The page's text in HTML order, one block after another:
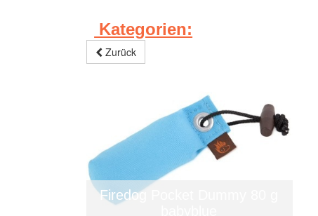
Kategorien:
Zurück
Firedog Pocket Dummy 80 g